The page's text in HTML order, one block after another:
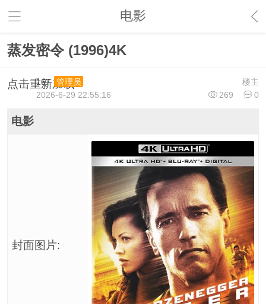
电影
蒸发密令 (1996)4K
点击重新加载 楼主
167
管理员
269
0
2026-6-29 22:55:16
电影
封面图片: